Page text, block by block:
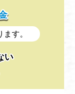
す。
い